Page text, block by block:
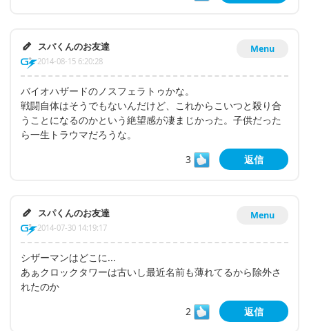
Menu
スパくんのお友達
2014-08-15 6:20:28
バイオハザードのノスフェラトゥかな。
戦闘自体はそうでもないんだけど、これからこいつと殺り合
うことになるのかという絶望感が凄まじかった。子供だった
ら一生トラウマだろうな。
3
返信
Menu
スパくんのお友達
2014-07-30 14:19:17
シザーマンはどこに...
あぁクロックタワーは古いし最近名前も薄れてるから除外さ
れたのか
2
返信